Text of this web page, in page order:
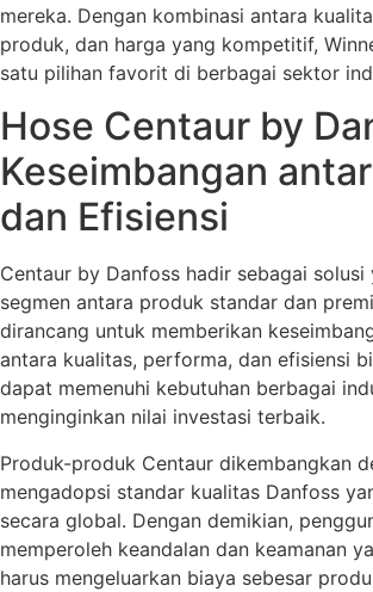
mereka. Dengan kombinasi antara
produk, dan harga yang kompetitif,
satu pilihan favorit di berbagai sektor
Hose Centaur by
Keseimbangan
dan Efisiensi
Centaur by Danfoss hadir sebagai solusi
segmen antara produk standar dan
dirancang untuk memberikan
antara kualitas, performa, dan efisiensi
dapat memenuhi kebutuhan berbagai
menginginkan nilai investasi terbaik.
Produk-produk Centaur dikembangkan
mengadopsi standar kualitas Danfoss
secara global. Dengan demikian,
memperoleh keandalan dan keamanan
harus mengeluarkan biaya sebesar